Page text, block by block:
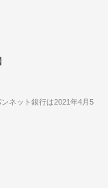
ネット銀行は2021年4月5